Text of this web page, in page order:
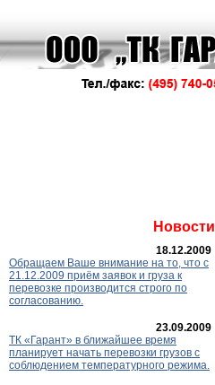
Новости
18.12.2009
Обращаем Ваше внимание на то, что с
21.12.2009 приём заявок и груза к
перевозке производится строго по
согласованию.
23.09.2009
ТК «Гарант» в ближайшее время
планирует начать перевозки грузов с
соблюдением температурного режима.